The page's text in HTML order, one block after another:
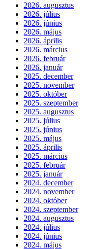
2026. augusztus
2026. július
2026. június
2026. május
2026. április
2026. március
2026. február
2026. január
2025. december
2025. november
2025. október
2025. szeptember
2025. augusztus
2025. július
2025. június
2025. május
2025. április
2025. március
2025. február
2025. január
2024. december
2024. november
2024. október
2024. szeptember
2024. augusztus
2024. július
2024. június
2024. május